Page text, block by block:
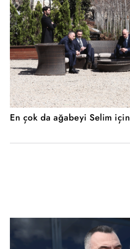
En çok da ağabeyi Selim